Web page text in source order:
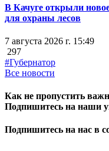
В Качуге открыли
для охраны лесов
7 августа 2026 г. 15:49
297
#Губернатор
Все новости
Как не пропустить
Подпишитесь на наши
Подпишитесь на нас в